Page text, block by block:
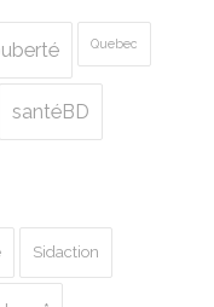
Quebec
santéBD
Sidaction